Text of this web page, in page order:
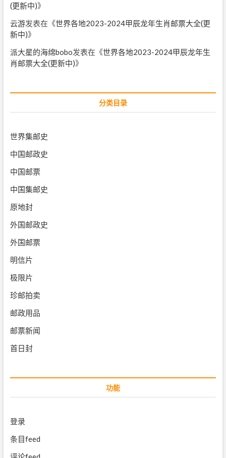
(更新中)》
云游发表在《世界各地2023-2024甲辰龙年生肖邮票大全(更
新中)》
派大星的海绵bobo发表在《世界各地2023-2024甲辰龙年生
肖邮票大全(更新中)》
分类目录
世界集邮史
中国邮政史
中国邮票
中国集邮史
原地封
外国邮政史
外国邮票
明信片
极限片
珍邮拍卖
邮政用品
邮票新闻
首日封
功能
登录
条目feed